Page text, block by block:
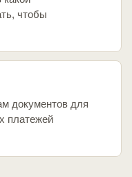
чтобы
документов для
платежей